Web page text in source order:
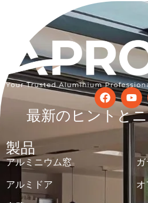
最新のヒントと
製品
アルミニウム窓
アルミドア